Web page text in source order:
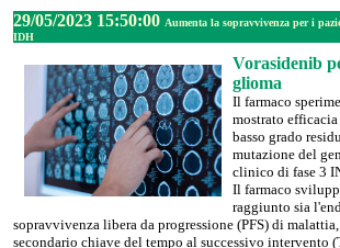
29/05/2023 15:50:00 Aumenta la sopravvivenza per i
IDH
Vorasidenib
glioma
Il farmaco
mostrato
basso grado
mutazione del
clinico di fase 3
Il farmaco
raggiunto sia
sopravvivenza libera da progressione (PFS) di
secondario chiave del tempo al successivo intervento